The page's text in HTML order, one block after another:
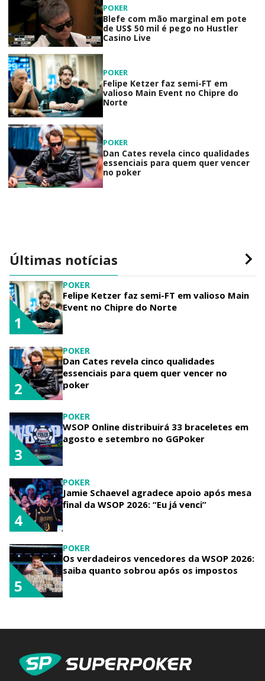
POKER
Blefe com mão marginal em pote
de US$ 50 mil é pego no Hustler
Casino Live
POKER
Felipe Ketzer faz semi-FT em
valioso Main Event no Chipre do
Norte
POKER
Dan Cates revela cinco qualidades
essenciais para quem quer vencer
no poker
Últimas notícias
POKER
Felipe Ketzer faz semi-FT em valioso Main
Event no Chipre do Norte
1
POKER
Dan Cates revela cinco qualidades
essenciais para quem quer vencer no
poker
2
POKER
WSOP Online distribuirá 33 braceletes em
agosto e setembro no GGPoker
3
POKER
Jamie Schaevel agradece apoio após mesa
final da WSOP 2026: “Eu já venci”
4
POKER
Os verdadeiros vencedores da WSOP 2026:
saiba quanto sobrou após os impostos
5